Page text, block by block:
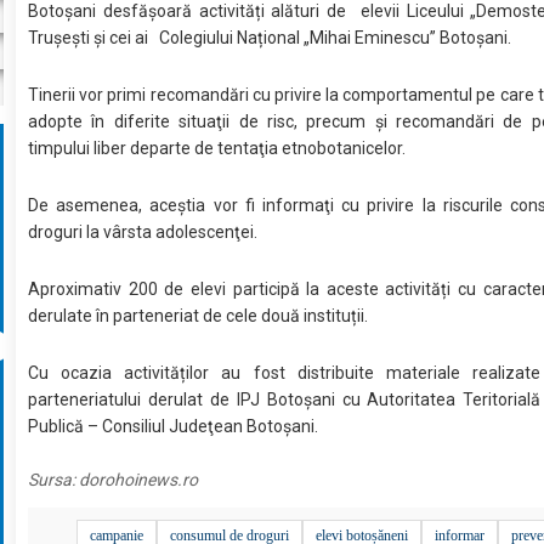
Botoşani desfășoară activități alături de elevii Liceului
Trușești și cei ai Colegiului Național „Mihai Eminescu” Botoșani.
Tinerii vor primi recomandări cu privire la comportamentul pe care
adopte în diferite situaţii de risc, precum şi recomandări de
timpului liber departe de tentaţia etnobotanicelor.
De asemenea, aceştia vor fi informaţi cu privire la riscurile
droguri la vârsta adolescenţei.
Aproximativ 200 de elevi participă la aceste activități cu
derulate în parteneriat de cele două instituții.
Cu ocazia activităților au fost distribuite materiale
parteneriatului derulat de IPJ Botoșani cu Autoritatea
Publică – Consiliul Judeţean Botoşani.
Sursa:dorohoinews.ro
campanie consumul de droguri elevi botoșăneni informar